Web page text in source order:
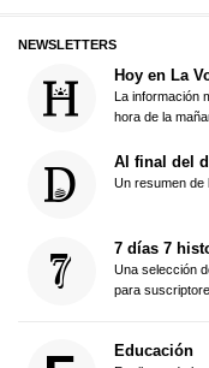
NEWSLETTERS
Hoy en La
La información
hora de la
Al final del
Un resumen de
7 días 7
Una selección
para
Educación